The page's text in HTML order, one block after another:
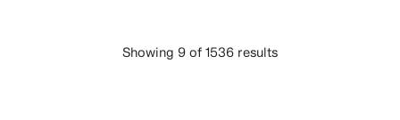
Showing 9 of 1536 results